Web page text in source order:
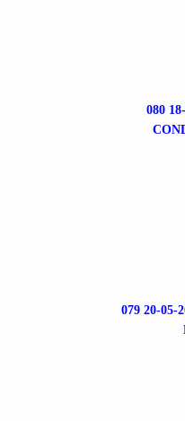
080
079 20-